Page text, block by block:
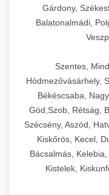
Gárdony,
Balatonalmádi,
Szentes,
Hódmezővásárhely,
Békéscsaba,
Göd,Szob, Rétság,
Szécsény, Aszód,
Kiskőrös, Kecel,
Bácsalmás,
Kistelek,